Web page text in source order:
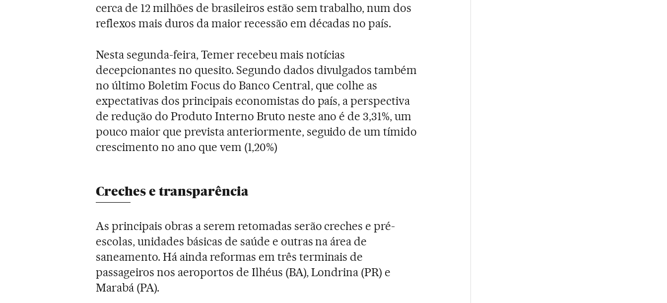
cerca de 12 milhões de brasileiros estão sem trabalho, num dos
reflexos mais duros da maior recessão em décadas no país.
Nesta segunda-feira, Temer recebeu mais notícias
decepcionantes no quesito. Segundo dados divulgados também
no último Boletim Focus do Banco Central, que colhe as
expectativas dos principais economistas do país, a perspectiva
de redução do Produto Interno Bruto neste ano é de 3,31%, um
pouco maior que prevista anteriormente, seguido de um tímido
crescimento no ano que vem (1,20%)
Creches e transparência
As principais obras a serem retomadas serão creches e pré-
escolas, unidades básicas de saúde e outras na área de
saneamento. Há ainda reformas em três terminais de
passageiros nos aeroportos de Ilhéus (BA), Londrina (PR) e
Marabá (PA).